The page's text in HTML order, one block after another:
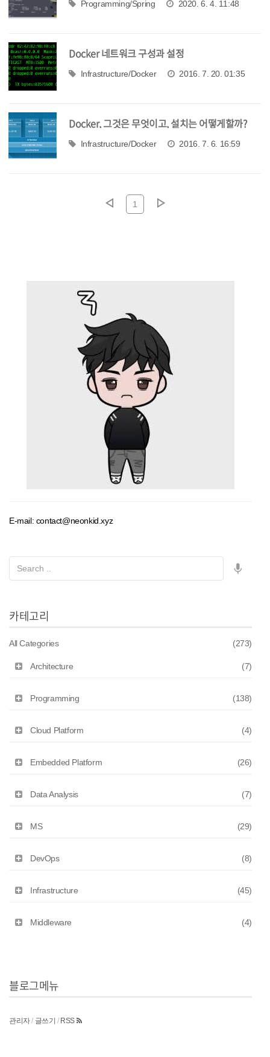
Programming/Spring 2020. 6. 4. 11:48
Docker 네트워크 구성과 설정
Infrastructure/Docker 2016. 7. 20. 01:35
Docker, 그것은 무엇이고, 설치는 어떻게할까?
Infrastructure/Docker 2016. 7. 6. 16:59
1
E-mail: contact@neonkid.xyz
카테고리
All Categories (273)
Architecture (7)
Programming (138)
Cloud Platform (4)
Embedded Platform (26)
Data Analysis (7)
MS (29)
DevOps (8)
Infrastructure (45)
Middleware (4)
블로그메뉴
관리자/ 글쓰기 / RSS